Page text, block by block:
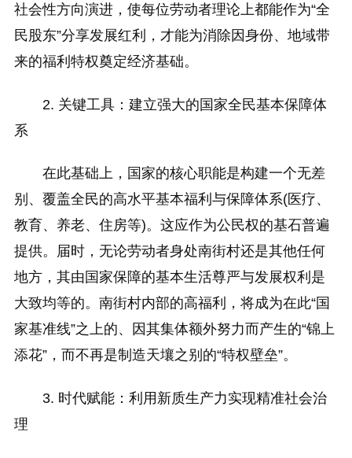
社会性方向演进，使每位劳动者理论上都能作为“全
民股东”分享发展红利，才能为消除因身份、地域带
来的福利特权奠定经济基础。
2. 关键工具：建立强大的国家全民基本保障体
系
在此基础上，国家的核心职能是构建一个无差
别、覆盖全民的高水平基本福利与保障体系(医疗、
教育、养老、住房等)。这应作为公民权的基石普遍
提供。届时，无论劳动者身处南街村还是其他任何
地方，其由国家保障的基本生活尊严与发展权利是
大致均等的。南街村内部的高福利，将成为在此“国
家基准线”之上的、因其集体额外努力而产生的“锦上
添花”，而不再是制造天壤之别的“特权壁垒”。
3. 时代赋能：利用新质生产力实现精准社会治
理